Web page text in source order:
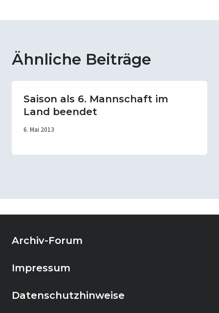
Ähnliche Beiträge
Saison als 6. Mannschaft im
Land beendet
6. Mai 2013
Archiv-Forum
Impressum
Datenschutzhinweise